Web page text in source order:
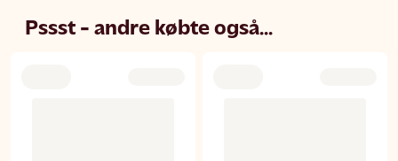
Pssst - andre købte også...